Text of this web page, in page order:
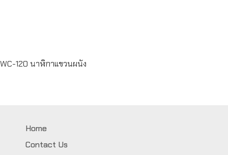
WC-120 นาฬิกาแขวนผนัง
Home
Contact Us